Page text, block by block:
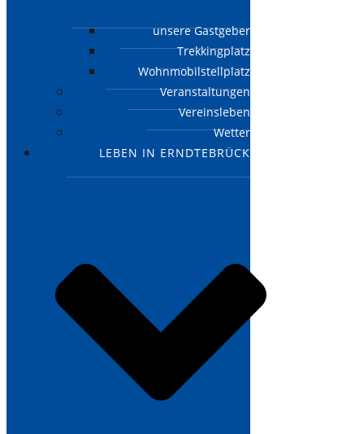
unsere Gastgeber
Trekkingplatz
Wohnmobilstellplatz
Veranstaltungen
Vereinsleben
Wetter
LEBEN IN ERNDTEBRÜCK